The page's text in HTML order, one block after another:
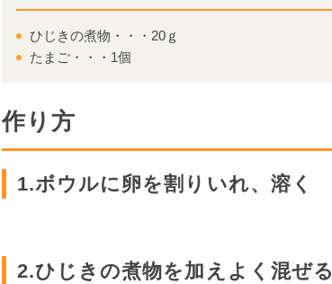
ひじきの煮物・・・20ｇ
たまご・・・1個
作り方
1.ボウルに卵を割りいれ、溶く
2.ひじきの煮物を加えよく混ぜる